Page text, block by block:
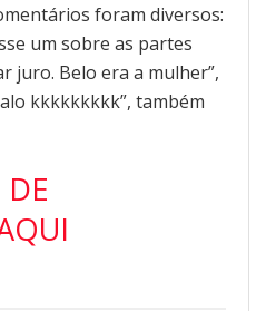
foram diversos:
um sobre as partes
juro. Belo era a mulher”,
kkkkkkkkk”, também
DE